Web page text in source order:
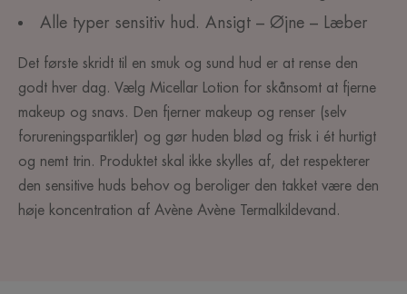
Alle typer sensitiv hud. Ansigt – Øjne – Læber
Det første skridt til en smuk og sund hud er at rense den
godt hver dag. Vælg Micellar Lotion for skånsomt at fjerne
makeup og snavs. Den fjerner makeup og renser (selv
forureningspartikler) og gør huden blød og frisk i ét hurtigt
og nemt trin. Produktet skal ikke skylles af, det respekterer
den sensitive huds behov og beroliger den takket være den
høje koncentration af Avène Avène Termalkildevand.